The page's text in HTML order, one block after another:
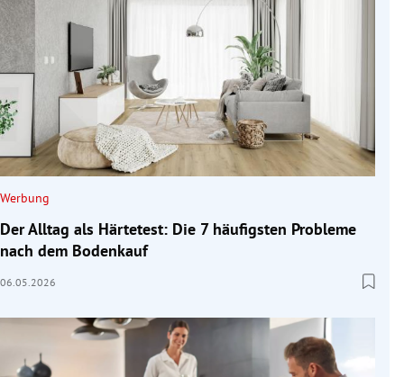
Werbung
Der Alltag als Härtetest: Die 7 häufigsten Probleme
nach dem Bodenkauf
06.05.2026